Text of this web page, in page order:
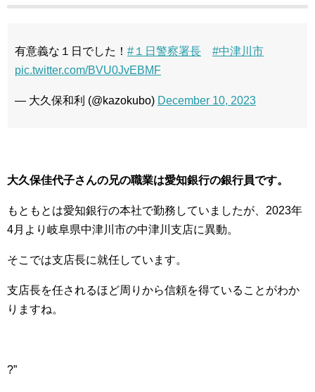
有意義な１日でした！ #１日警察署長
#中津川市
pic.twitter.com/BVU0JvEBMF
— 大久保和利 (@kazokubo) December 10, 2023
大久保佳代子さんの兄の職業は愛知銀行の銀行員です。
もともとは愛知銀行の本社で勤務していましたが、2023年
4月より岐阜県中津川市の中津川支店に異動。
そこでは支店長に就任しています。
支店長を任されるほど周りから信頼を得ていることがわか
りますね。
?”